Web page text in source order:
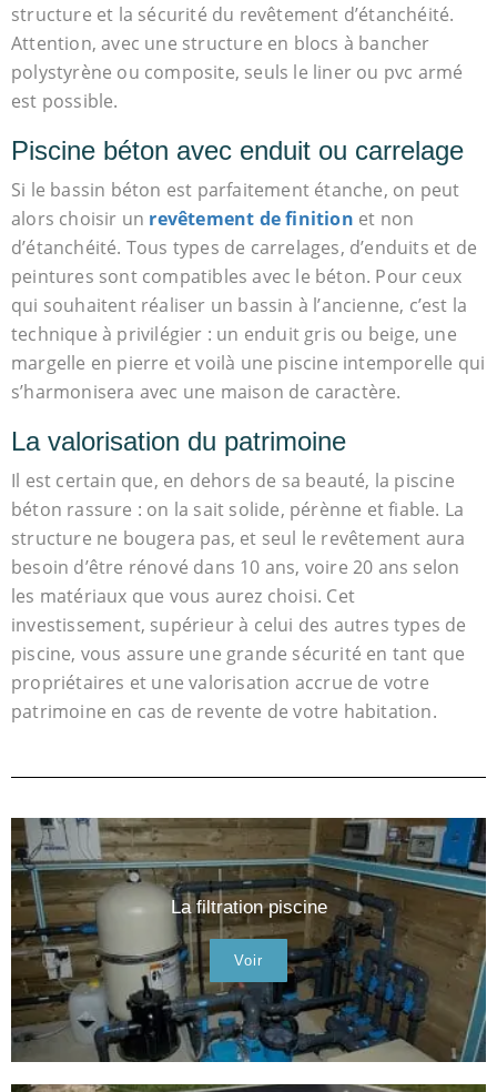
structure et la sécurité du revêtement d’étanchéité.
Attention, avec une structure en blocs à bancher
polystyrène ou composite, seuls le liner ou pvc armé
est possible.
Piscine béton avec enduit ou carrelage
Si le bassin béton est parfaitement étanche, on peut
alors choisir un revêtement de finition et non
d’étanchéité. Tous types de carrelages, d’enduits et de
peintures sont compatibles avec le béton. Pour ceux
qui souhaitent réaliser un bassin à l’ancienne, c’est la
technique à privilégier : un enduit gris ou beige, une
margelle en pierre et voilà une piscine intemporelle qui
s’harmonisera avec une maison de caractère.
La valorisation du patrimoine
Il est certain que, en dehors de sa beauté, la piscine
béton rassure : on la sait solide, pérènne et fiable. La
structure ne bougera pas, et seul le revêtement aura
besoin d’être rénové dans 10 ans, voire 20 ans selon
les matériaux que vous aurez choisi. Cet
investissement, supérieur à celui des autres types de
piscine, vous assure une grande sécurité en tant que
propriétaires et une valorisation accrue de votre
patrimoine en cas de revente de votre habitation.
La filtration piscine
Voir